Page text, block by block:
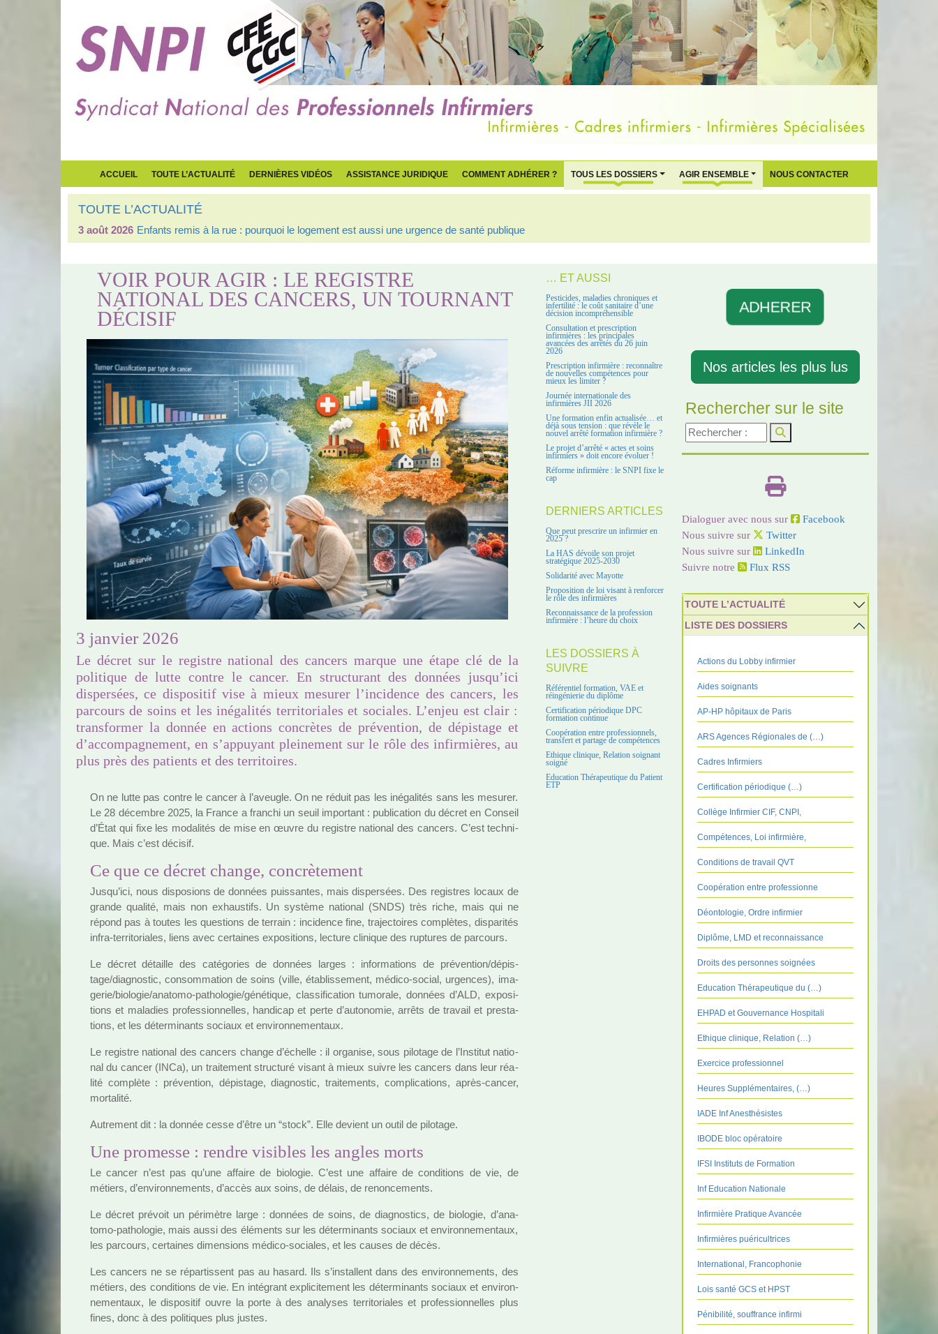
ACCUEIL TOUTE L’ACTUALITÉ DERNIÈRES VIDÉOS ASSISTANCE JURIDIQUE COMMENT ADHÉRER ? TOUS LES DOSSIERS AGIR ENSEMBLE NOUS CONTACTER
TOUTE L’ACTUALITÉ
30 juillet 2026 Après les malades, le gouvernement cible désormais les victimes d’accidents du travail
VOIR POUR AGIR : LE REGISTRE
NATIONAL DES CANCERS, UN TOURNANT
DÉCISIF
3 janvier 2026
Le décret sur le registre national des cancers marque une étape clé de la
politique de lutte contre le cancer. En structurant des données jusqu’ici
dispersées, ce dispositif vise à mieux mesurer l’incidence des cancers, les
parcours de soins et les inégalités territoriales et sociales. L’enjeu est clair :
transformer la donnée en actions concrètes de prévention, de dépistage et
d’accompagnement, en s’appuyant pleinement sur le rôle des infirmières, au
plus près des patients et des territoires.
On ne lutte pas contre le cancer à l’aveu­gle. On ne réduit pas les iné­ga­li­tés sans les mesu­rer.
Le 28 décem­bre 2025, la France a fran­chi un seuil impor­tant : publi­ca­tion du décret en Conseil
d’État qui fixe les moda­li­tés de mise en œuvre du regis­tre natio­nal des can­cers. C’est tech­ni­
que. Mais c’est déci­sif.
Ce que ce décret change, concrètement
Jusqu’ici, nous dis­po­sions de don­nées puis­san­tes, mais dis­per­sées. Des regis­tres locaux de
grande qua­lité, mais non exhaus­tifs. Un sys­tème natio­nal (SNDS) très riche, mais qui ne
répond pas à toutes les ques­tions de ter­rain : inci­dence fine, tra­jec­toi­res com­plè­tes, dis­pa­ri­tés
infra-ter­ri­to­ria­les, liens avec cer­tai­nes expo­si­tions, lec­ture cli­ni­que des rup­tu­res de par­cours.
Le décret détaille des caté­go­ries de don­nées larges : infor­ma­tions de pré­ven­tion/dépis­
tage/diag­nos­tic, consom­ma­tion de soins (ville, établissement, médico-social, urgen­ces), ima­
ge­rie/bio­lo­gie/ana­tomo-patho­lo­gie/géné­ti­que, clas­si­fi­ca­tion tumo­rale, don­nées d’ALD, expo­si­
tions et mala­dies pro­fes­sion­nel­les, han­di­cap et perte d’auto­no­mie, arrêts de tra­vail et pres­ta­
tions, et les déter­mi­nants sociaux et envi­ron­ne­men­taux.
Le regis­tre natio­nal des can­cers change d’échelle : il orga­nise, sous pilo­tage de l’Institut natio­
nal du cancer (INCa), un trai­te­ment struc­turé visant à mieux suivre les can­cers dans leur réa­
lité com­plète : pré­ven­tion, dépis­tage, diag­nos­tic, trai­te­ments, com­pli­ca­tions, après-cancer,
mor­ta­lité.
Autrement dit : la donnée cesse d’être un “stock”. Elle devient un outil de pilo­tage.
Une promesse : rendre visibles les angles morts
Le cancer n’est pas qu’une affaire de bio­lo­gie. C’est une affaire de condi­tions de vie, de
métiers, d’envi­ron­ne­ments, d’accès aux soins, de délais, de renon­ce­ments.
Le décret pré­voit un péri­mè­tre large : don­nées de soins, de diag­nos­tics, de bio­lo­gie, d’ana­
tomo-patho­lo­gie, mais aussi des éléments sur les déter­mi­nants sociaux et envi­ron­ne­men­taux,
les par­cours, cer­tai­nes dimen­sions médico-socia­les, et les causes de décès.
Les can­cers ne se répar­tis­sent pas au hasard. Ils s’ins­tal­lent dans des envi­ron­ne­ments, des
métiers, des condi­tions de vie. En inté­grant expli­ci­te­ment les déter­mi­nants sociaux et envi­ron­
ne­men­taux, le dis­po­si­tif ouvre la porte à des ana­ly­ses ter­ri­to­ria­les et pro­fes­sion­nel­les plus
fines, donc à des poli­ti­ques plus justes.
… ET AUSSI
Pesticides, maladies chroniques et
infertilité : le coût sanitaire d’une
décision incompréhensible
Consultation et prescription
infirmières : les principales
avancées des arrêtés du 26 juin
2026
Prescription infirmière : reconnaître
de nouvelles compétences pour
mieux les limiter ?
Journée internationale des
infirmières JII 2026
Une formation enfin actualisée… et
déjà sous tension : que révèle le
nouvel arrêté formation infirmière ?
Le projet d’arrêté « actes et soins
infirmiers » doit encore évoluer !
Réforme infirmière : le SNPI fixe le
cap
DERNIERS ARTICLES
Que peut prescrire un infirmier en
2025 ?
La HAS dévoile son projet
stratégique 2025-2030
Solidarité avec Mayotte
Proposition de loi visant à renforcer
le rôle des infirmières
Reconnaissance de la profession
infirmière : l’heure du choix
LES DOSSIERS À
SUIVRE
Référentiel formation, VAE et
réingénierie du diplôme
Certification périodique DPC
formation continue
Coopération entre professionnels,
transfert et partage de compétences
Ethique clinique, Relation soignant
soigné
Education Thérapeutique du Patient
ETP
ADHERER
Nos articles les plus lus
Rechercher sur le site
Dialoguer avec nous sur
Facebook
Nous suivre sur
Twitter
Nous suivre sur
LinkedIn
Suivre notre
Flux RSS
TOUTE L’ACTUALITÉ
LISTE DES DOSSIERS
Actions du Lobby infirmier
Aides soignants
AP-HP hôpitaux de Paris
ARS Agences Régionales de (…)
Cadres Infirmiers
Certification périodique (…)
Collège Infirmier CIF, CNPI,
Compétences, Loi infirmière,
Conditions de travail QVT
Coopération entre professionne
Déontologie, Ordre infirmier
Diplôme, LMD et reconnaissance
Droits des personnes soignées
Education Thérapeutique du (…)
EHPAD et Gouvernance Hospitali
Ethique clinique, Relation (…)
Exercice professionnel
Heures Supplémentaires, (…)
IADE Inf Anesthésistes
IBODE bloc opératoire
IFSI Instituts de Formation
Inf Education Nationale
Infirmière Pratique Avancée
Infirmières puéricultrices
International, Francophonie
Lois santé GCS et HPST
Pénibilité, souffrance infirmi